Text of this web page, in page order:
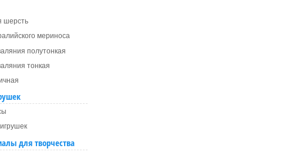
шерсть
мериноса
полутонкая
тонкая
для творчества